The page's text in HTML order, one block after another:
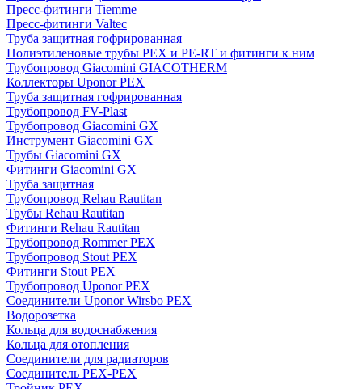
Пресс-фитинги Tiemme
Пресс-фитинги Valtec
Труба защитная гофрированная
Полиэтиленовые трубы PEX и PE-RT и фитинги к ним
Трубопровод Giacomini GIACOTHERM
Коллекторы Uponor PEX
Труба защитная гофрированная
Трубопровод FV-Plast
Трубопровод Giacomini GX
Инструмент Giacomini GX
Трубы Giacomini GX
Фитинги Giacomini GX
Труба защитная
Трубопровод Rehau Rautitan
Трубы Rehau Rautitan
Фитинги Rehau Rautitan
Трубопровод Rommer PEX
Трубопровод Stout PEX
Фитинги Stout PEX
Трубопровод Uponor PEX
Соединители Uponor Wirsbo PEX
Водорозетка
Кольца для водоснабжения
Кольца для отопления
Соединители для радиаторов
Соединитель PEX-PEX